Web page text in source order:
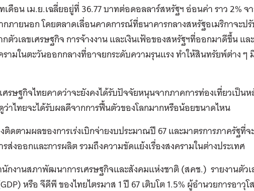
ดือน เม.ย.เฉลี่ยอยู่ที่ 36.77 บาทต่อดอลลาร์สหรัฐฯ อ่อนค่า ราว 2%
ภายนอก โดยตลาดเลื่อนคาดการณ์ที่ธนาคารกลางสหรัฐอเมริกาจะป
ตัวเลขเศรษฐกิจ การจ้างงาน และเงินเฟ้อของสหรัฐฯที่ออกมาดีขึ้น แ
รามในตะวันออกกลางที่อาจยกระดับความรุนแรง ทำให้สินทรัยพ์ต่าง ๆ
ศรษฐกิจไทยคาดว่าจะยังคงได้รับปัจจัยหนุนจากภาคการท่องเที่ยวเป็น
าไทยจะได้รับผลดีจากการฟื้นตัวของโลกมากหรือน้อยขนาดไหน
ดตามผลของการเร่งเบิกจ่ายงบประมาณปี 67 และมาตรการภาครัฐที่จ
ส่งออกและการผลิต รวมถึงความขัดแย้งเรื่องสงครามในต่างประเทศ
กงานสภาพัฒนาการเศรษฐกิจและสังคมแห่งชาติ (สคช.) รายงานตั
หรือ จีดีพี ของไทยไตรมาส 1 ปี 67 เติบโต 1.5% ผู้อำนวยการอาวุ